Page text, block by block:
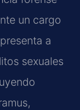
un cargo
a
sexuales